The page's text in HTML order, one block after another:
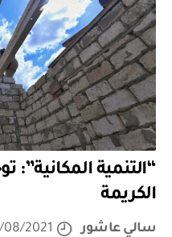
“التنمية المكانية”:
الكريمة
سالي عاشور
08/2021